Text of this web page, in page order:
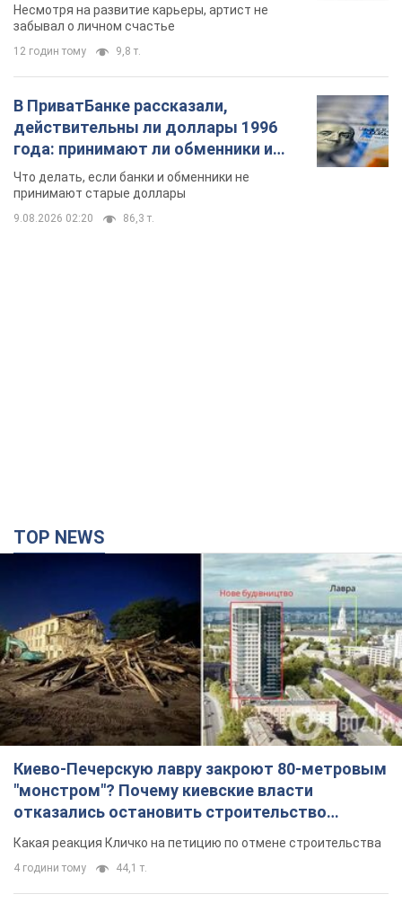
Несмотря на развитие карьеры, артист не
забывал о личном счастье
12 годин тому 9,8 т.
В ПриватБанке рассказали,
действительны ли доллары 1996
года: принимают ли обменники и
банки такие купюры
Что делать, если банки и обменники не
принимают старые доллары
9.08.2026 02:20 86,3 т.
TOP NEWS
Киево-Печерскую лавру закроют 80-метровым
"монстром"? Почему киевские власти
отказались остановить строительство
небоскреба "московского верующего"
Какая реакция Кличко на петицию по отмене строительства
4 години тому 44,1 т.